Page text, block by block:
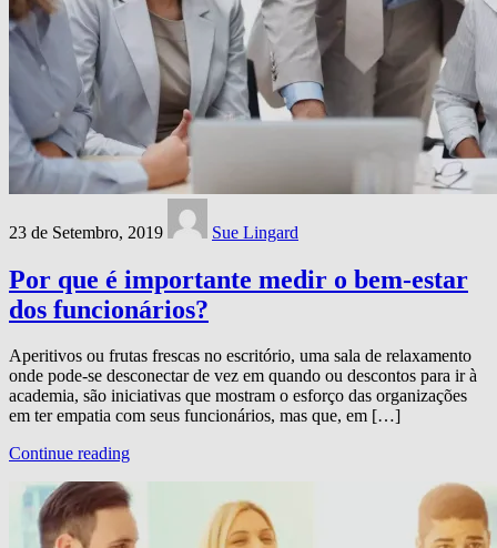
23 de Setembro, 2019 Sue Lingard
Por que é importante medir o bem-estar
dos funcionários?
Aperitivos ou frutas frescas no escritório, uma sala de relaxamento
onde pode-se desconectar de vez em quando ou descontos para ir à
academia, são iniciativas que mostram o esforço das organizações
em ter empatia com seus funcionários, mas que, em […]
Continue reading